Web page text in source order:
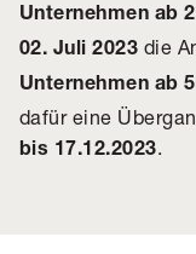
Unternehmen ab
02. Juli 2023 die
Unternehmen ab
dafür eine
bis 17.12.2023.